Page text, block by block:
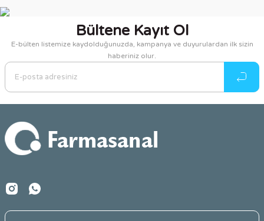
Görüş ve önerileriniz için teşekkür ederiz.
Ürün resmi kalitesiz, bozuk veya görüntülenemiyor.
Ürün açıklamasında eksik bilgiler bulunuyor.
Ürün bilgilerinde hatalar bulunuyor.
Bu ürüne benzer farklı alternatifler olmalı.
Bültene Kayıt Ol
E-bülten listemize kaydolduğunuzda, kampanya ve duyurulardan ilk sizin
haberiniz olur.